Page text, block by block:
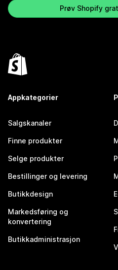
Prøv Shopify
Appkategorier
Salgskanaler
Finne produkter
Selge produkter
Bestillinger og levering
Butikkdesign
Markedsføring og
konvertering
Butikkadministrasjon